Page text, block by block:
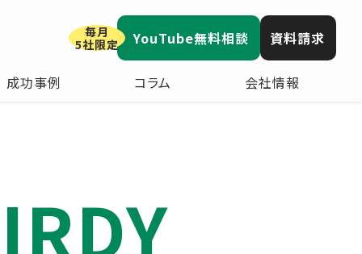
成功事例 コラム 会社情報
毎月
5社限定
YouTube無料相談 資料請求